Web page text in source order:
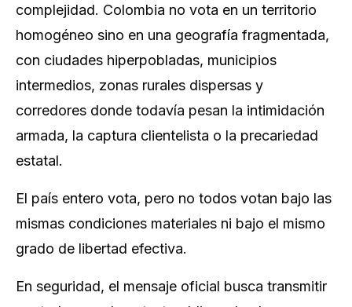
complejidad. Colombia no vota en un territorio
homogéneo sino en una geografía fragmentada,
con ciudades hiperpobladas, municipios
intermedios, zonas rurales dispersas y
corredores donde todavía pesan la intimidación
armada, la captura clientelista o la precariedad
estatal.
El país entero vota, pero no todos votan bajo las
mismas condiciones materiales ni bajo el mismo
grado de libertad efectiva.
En seguridad, el mensaje oficial busca transmitir